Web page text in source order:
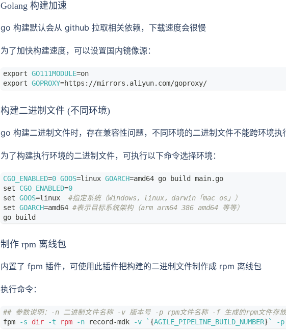
Golang 构建加速
go 构建默认会从 github 拉取相关依赖，下载速度会很慢
为了加快构建速度，可以设置国内镜像源：
export GO111MODULE=on
export GOPROXY=https://mirrors.aliyun.com/goproxy/
构建二进制文件 (不同环境)
go 构建二进制文件时，存在兼容性问题，不同环境的二进制文件不能跨环境执
为了构建执行环境的二进制文件，可执行以下命令选择环境：
CGO_ENABLED=0 GOOS=linux GOARCH=amd64 go build main.go
set
CGO_ENABLED=0
set GOOS=linux #指定系统（Windows，linux，darwin「mac os」）
set GOARCH=amd64 #表示目标系统架构（arm arm64 386 amd64 等等）
go build
制作 rpm 离线包
内置了 fpm 插件，可使用此插件把构建的二进制文件制作成 rpm 离线包
执行命令：
## 参数说明：-n 二进制文件名称 -v 版本号 -p rpm文件名称 -f 生成的rpm文件存
fpm -s dir -t rpm -n record-mdk -v ` {AGILE_PIPELINE_BUILD_NUMBER} ` -p